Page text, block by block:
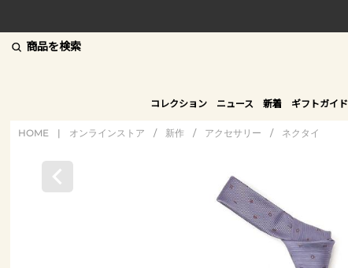
商品を検索
コレクション ニュース 新着 ギフトガイド
HOME | オンラインストア / 新作 / アクセサリー / ネクタイ